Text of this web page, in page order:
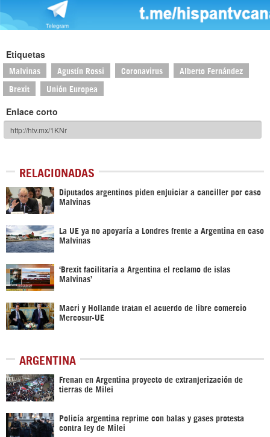
Etiquetas
Malvinas Agustín Rossi Coronavirus Alberto Fernández
Brexit Unión Europea
Enlace corto
RELACIONADAS
Diputados argentinos piden enjuiciar a canciller por caso
Malvinas
La UE ya no apoyaría a Londres frente a Argentina en caso
Malvinas
‘Brexit facilitaría a Argentina el reclamo de islas
Malvinas’
Macri y Hollande tratan el acuerdo de libre comercio
Mercosur-UE
ARGENTINA
Frenan en Argentina proyecto de extranjerización de
tierras de Milei
Policía argentina reprime con balas y gases protesta
contra ley de Milei